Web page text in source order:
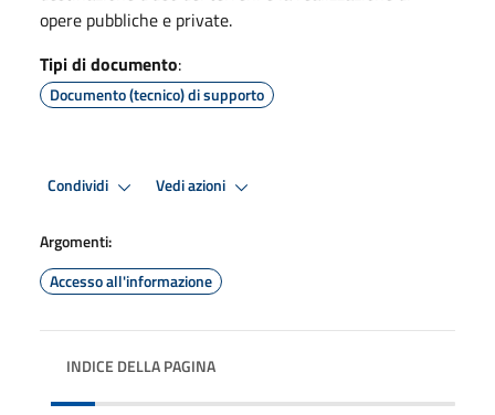
opere pubbliche e private.
Tipi di documento:
Documento (tecnico) di supporto
Condividi Vedi azioni
Argomenti:
Accesso all'informazione
INDICE DELLA PAGINA